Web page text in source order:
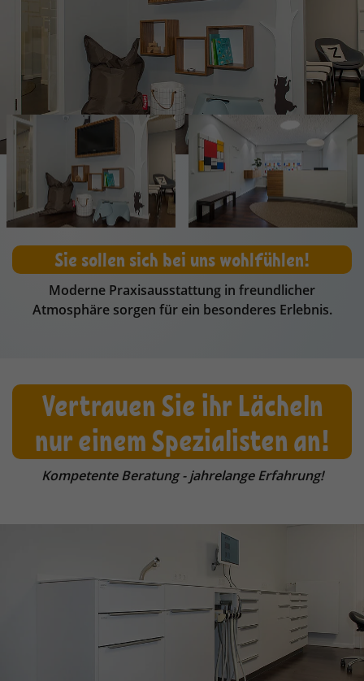
Sie sollen sich bei uns wohlfühlen!
Moderne Praxisausstattung in freundlicher
Atmosphäre sorgen für ein besonderes Erlebnis.
Vertrauen Sie ihr Lächeln
nur einem Spezialisten an!
Kompetente Beratung - jahrelange Erfahrung!